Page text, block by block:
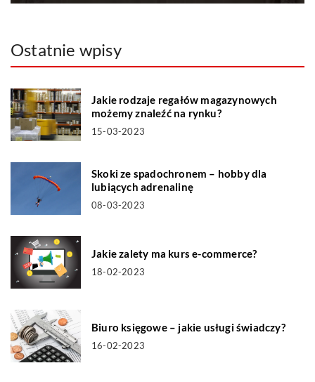
Ostatnie wpisy
Jakie rodzaje regałów magazynowych
możemy znaleźć na rynku?
15-03-2023
Skoki ze spadochronem – hobby dla
lubiących adrenalinę
08-03-2023
Jakie zalety ma kurs e-commerce?
18-02-2023
Biuro księgowe – jakie usługi świadczy?
16-02-2023